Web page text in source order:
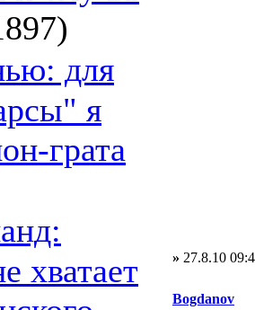
для
я
грата
хватает
» 27.8.10
Bogdanov